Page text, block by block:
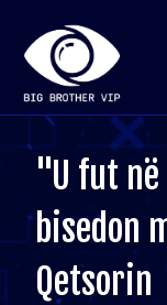
"U fut
bisedon
Qetsorin